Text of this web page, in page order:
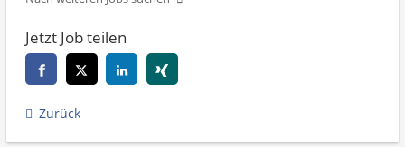
Jetzt Job teilen
Zurück